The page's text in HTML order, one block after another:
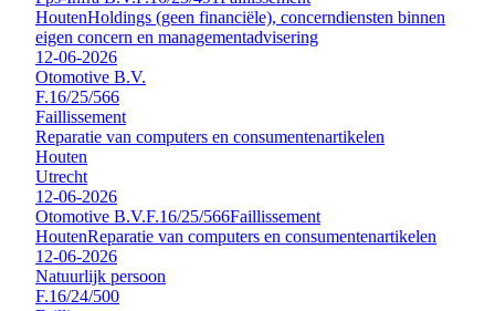
HoutenHoldings (geen financiële), concerndiensten binnen
eigen concern en managementadvisering
12-06-2026
Otomotive B.V.
F.16/25/566
Faillissement
Reparatie van computers en consumentenartikelen
Houten
Utrecht
12-06-2026
Otomotive B.V.F.16/25/566Faillissement
HoutenReparatie van computers en consumentenartikelen
12-06-2026
Natuurlijk persoon
F.16/24/500